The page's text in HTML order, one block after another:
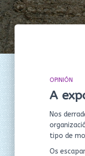
OPINIÓN
A
Nos
tipo de
Os